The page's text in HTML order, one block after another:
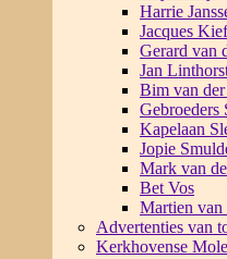
Harrie
Jacques
Gerard van
Jan
Bim van
Gebroeders
Kapelaan
Jopie
Mark van
Bet Vos
Martien van
Advertenties van
Kerkhovense